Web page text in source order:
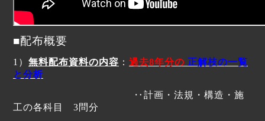
■配布概要
1 ） 無料配布資料の内容 ： 過去8年分の 正解枝の一覧
と分析
‥ 計画・法規・構造・施
工の各科目 3問分